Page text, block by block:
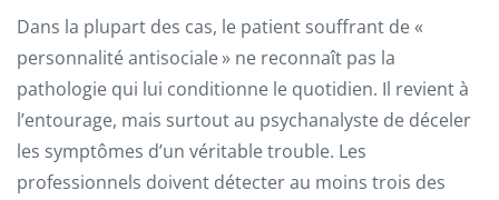
Dans la plupart des cas, le patient souffrant de «
personnalité antisociale » ne reconnaît pas la
pathologie qui lui conditionne le quotidien. Il revient à
l’entourage, mais surtout au psychanalyste de déceler
les symptômes d’un véritable trouble. Les
professionnels doivent détecter au moins trois des